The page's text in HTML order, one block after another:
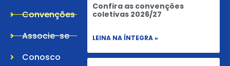
Convenções
Associe-se
Conosco
Confira as convenções
coletivas 2026/27
LEINA NA ÍNTEGRA »